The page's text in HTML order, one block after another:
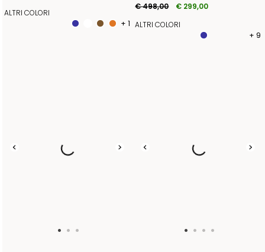
ALTRI COLORI
+ 1
€ 498,00
€ 299,00
ALTRI COLORI
+ 9